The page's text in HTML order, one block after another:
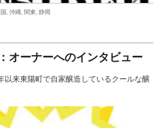
沖縄 関東 静岡
オーナーへのインタビュー
以来東陽町で自家醸造しているクールな醸